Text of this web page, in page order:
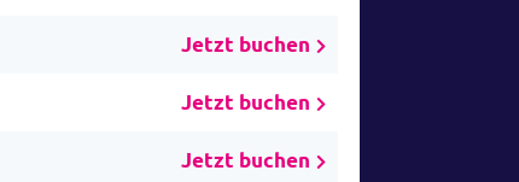
Jetzt buchen
Jetzt buchen
Jetzt buchen